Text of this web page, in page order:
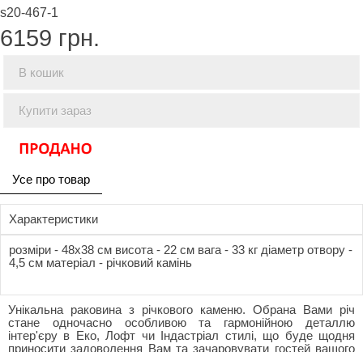
s20-467-1
6159 грн.
В кошик
Купити зараз
Усе про товар
Характеристики
розміри - 48x38 см висота - 22 см вага - 33 кг діаметр отвору -
4,5 см матеріал - річковий камінь
Унікальна раковина з річкового каменю. Обрана Вами річ
стане одночасно особливою та гармонійною деталлю
інтер'єру в Еко, Лофт чи Індастріал стилі, що буде щодня
приносити задоволення Вам та зачаровувати гостей вашого